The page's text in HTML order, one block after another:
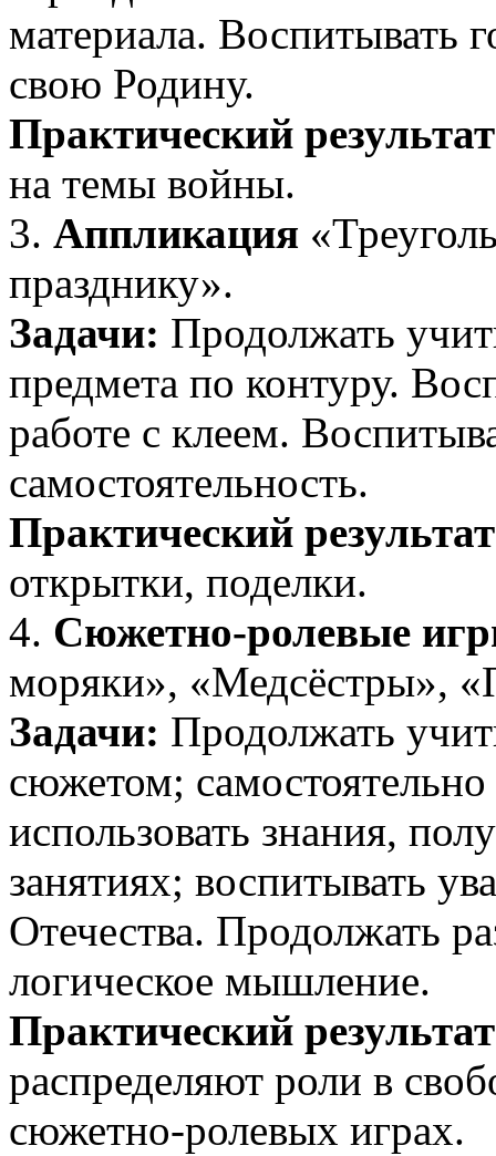
материала. Воспитывать
свою Родину.
Практический
на темы войны.
3. Аппликация
празднику».
Задачи: Продолжать
предмета по контуру.
работе с клеем.
самостоятельность.
Практический
открытки, поделки.
4. Сюжетно-ролевые
моряки», «Медсёстры»,
Задачи: Продолжать
сюжетом;
использовать знания,
занятиях; воспитывать
Отечества. Продолжать
логическое мышление.
Практический
распределяют роли в
сюжетно-ролевых играх.